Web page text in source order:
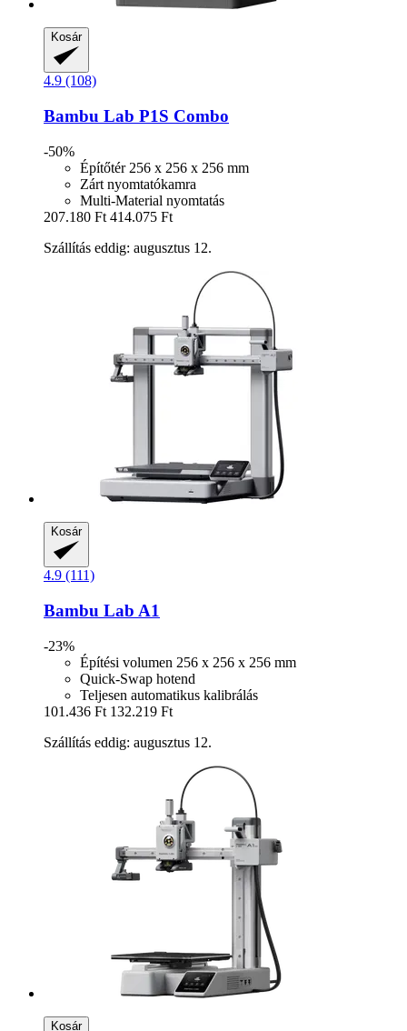
Kosár
4.9 (108)
Bambu Lab P1S Combo
-50%
Építőtér 256 x 256 x 256 mm
Zárt nyomtatókamra
Multi-Material nyomtatás
207.180 Ft 414.075 Ft
Szállítás eddig: augusztus 12.
Kosár
4.9 (111)
Bambu Lab A1
-23%
Építési volumen 256 x 256 x 256 mm
Quick-Swap hotend
Teljesen automatikus kalibrálás
101.436 Ft 132.219 Ft
Szállítás eddig: augusztus 12.
Kosár